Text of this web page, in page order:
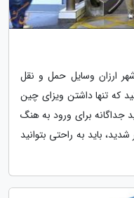
ارزان وسایل حمل و نقل
که تنها داشتن ویزای چین
جداگانه برای ورود به هنگ
باید به راحتی بتوانید